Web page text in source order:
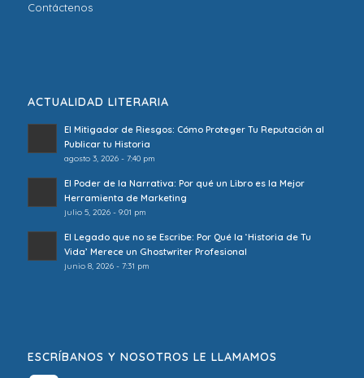
Contáctenos
ACTUALIDAD LITERARIA
El Mitigador de Riesgos: Cómo Proteger Tu Reputación al
Publicar tu Historia
agosto 3, 2026 - 7:40 pm
El Poder de la Narrativa: Por qué un Libro es la Mejor
Herramienta de Marketing
julio 5, 2026 - 9:01 pm
El Legado que no se Escribe: Por Qué la ‘Historia de Tu
Vida’ Merece un Ghostwriter Profesional
junio 8, 2026 - 7:31 pm
ESCRÍBANOS Y NOSOTROS LE LLAMAMOS